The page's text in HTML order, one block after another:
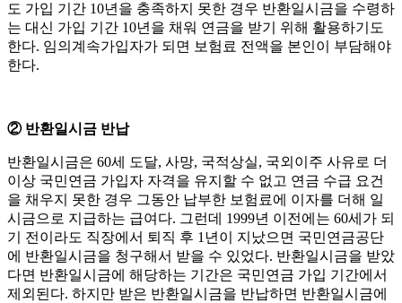
도 가입 기간 10년을 충족하지 못한 경우 반환일시금을 수령하
는 대신 가입 기간 10년을 채워 연금을 받기 위해 활용하기도
한다. 임의계속가입자가 되면 보험료 전액을 본인이 부담해야
한다.
② 반환일시금 반납
반환일시금은 60세 도달, 사망, 국적상실, 국외이주 사유로 더
이상 국민연금 가입자 자격을 유지할 수 없고 연금 수급 요건
을 채우지 못한 경우 그동안 납부한 보험료에 이자를 더해 일
시금으로 지급하는 급여다. 그런데 1999년 이전에는 60세가 되
기 전이라도 직장에서 퇴직 후 1년이 지났으면 국민연금공단
에 반환일시금을 청구해서 받을 수 있었다. 반환일시금을 받았
다면 반환일시금에 해당하는 기간은 국민연금 가입 기간에서
제외된다. 하지만 받은 반환일시금을 반납하면 반환일시금에